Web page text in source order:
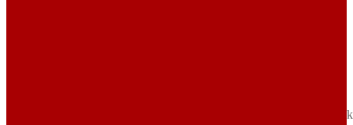
Tarafsız, dinamik ve derinlemesine habercilik anlayışıyla Yeni